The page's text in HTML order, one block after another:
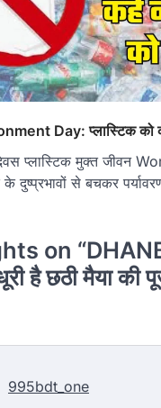
Day: प्‍लास्टिक को
दिवस प्लास्टिक मुक्त जीवन
दुष्प्रभावों से बचकर
on “
है छठी मैया की
995bdt_one